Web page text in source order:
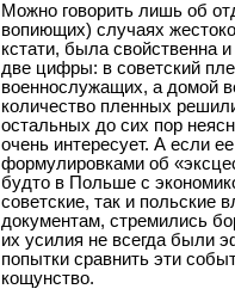
Можно говорить лишь об
вопиющих) случаях
кстати, была свойственна
две цифры: в советский
военнослужащих, а домой
количество пленных
остальных до сих пор
очень интересует. А если
формулировками об
будто в Польше с
советские, так и польские
документам, стремились
их усилия не всегда были
попытки сравнить эти
кощунство.